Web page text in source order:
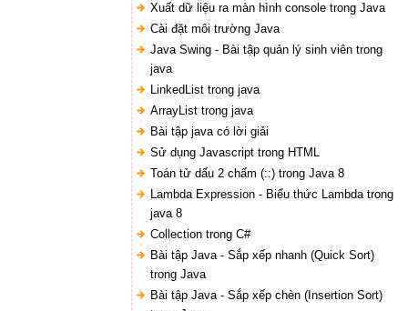
Xuất dữ liệu ra màn hình console trong Java
Cài đặt môi trường Java
Java Swing - Bài tập quản lý sinh viên trong
java
LinkedList trong java
ArrayList trong java
Bài tập java có lời giải
Sử dụng Javascript trong HTML
Toán tử dấu 2 chấm (::) trong Java 8
Lambda Expression - Biểu thức Lambda trong
java 8
Collection trong C#
Bài tập Java - Sắp xếp nhanh (Quick Sort)
trong Java
Bài tập Java - Sắp xếp chèn (Insertion Sort)